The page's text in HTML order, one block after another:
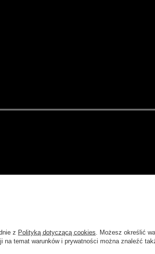
z Polityką dotyczącą cookies . Możesz określić
na temat warunków i prywatności można znaleźć